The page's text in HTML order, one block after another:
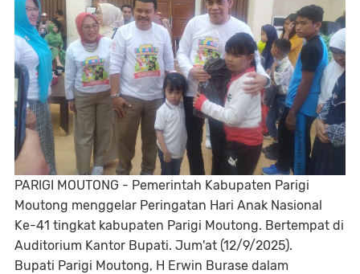
PARIGI MOUTONG - Pemerintah Kabupaten Parigi
Moutong menggelar Peringatan Hari Anak Nasional
Ke-41 tingkat kabupaten Parigi Moutong. Bertempat di
Auditorium Kantor Bupati. Jum'at (12/9/2025).
Bupati Parigi Moutong, H Erwin Burase dalam